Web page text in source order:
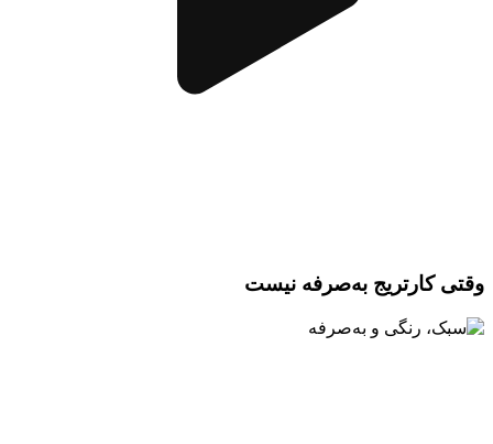
وقتی کارتریج به‌صرفه نیست